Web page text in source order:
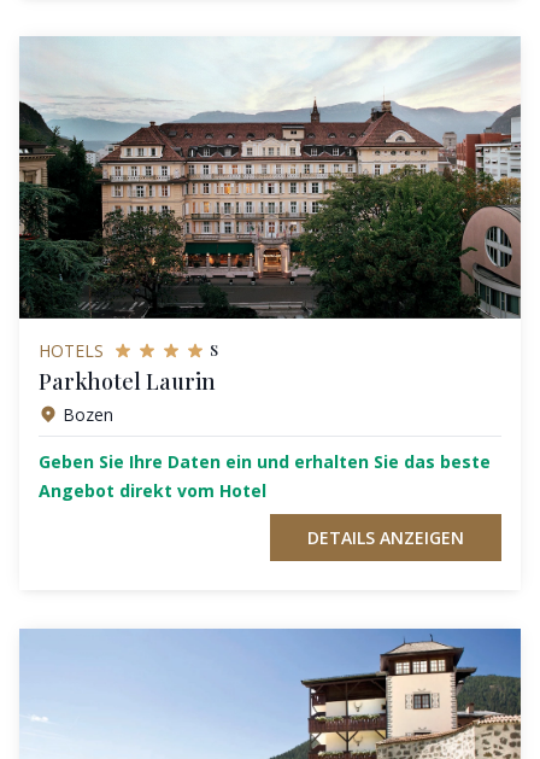
HOTELS s
Parkhotel Laurin
Bozen
Geben Sie Ihre Daten ein und erhalten Sie das beste
Angebot direkt vom Hotel
DETAILS ANZEIGEN